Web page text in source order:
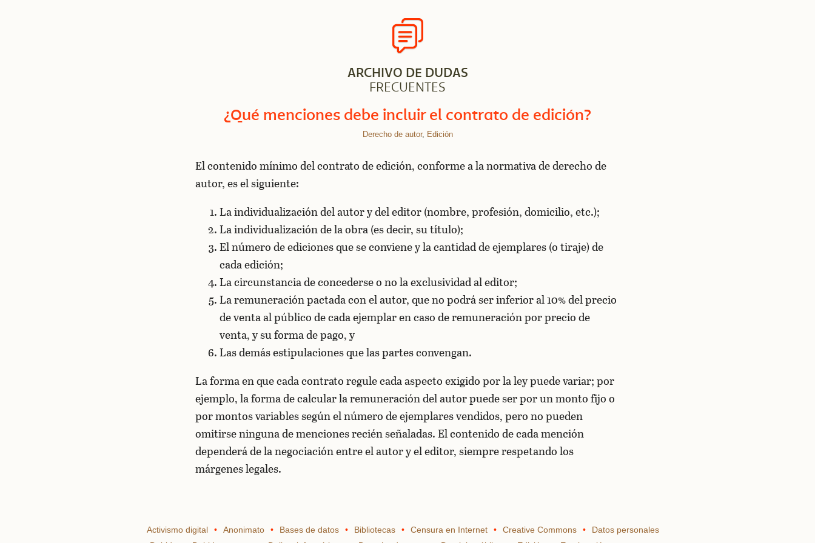
ARCHIVO DE DUDAS
FRECUENTES
¿Qué menciones debe incluir el contrato de edición?
Derecho de autor, Edición
El contenido mínimo del contrato de edición, conforme a la normativa de derecho de
autor, es el siguiente:
La individualización del autor y del editor (nombre, profesión, domicilio, etc.);
La individualización de la obra (es decir, su título);
El número de ediciones que se conviene y la cantidad de ejemplares (o tiraje) de
cada edición;
La circunstancia de concederse o no la exclusividad al editor;
La remuneración pactada con el autor, que no podrá ser inferior al 10% del precio
de venta al público de cada ejemplar en caso de remuneración por precio de
venta, y su forma de pago, y
Las demás estipulaciones que las partes convengan.
La forma en que cada contrato regule cada aspecto exigido por la ley puede variar; por
ejemplo, la forma de calcular la remuneración del autor puede ser por un monto fijo o
por montos variables según el número de ejemplares vendidos, pero no pueden
omitirse ninguna de menciones recién señaladas. El contenido de cada mención
dependerá de la negociación entre el autor y el editor, siempre respetando los
márgenes legales.
Activismo digital Anonimato Bases de datos Bibliotecas Censura en Internet Creative Commons
Datos personales